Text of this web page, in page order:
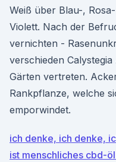
Weiß über Blau-,
Violett. Nach der
vernichten -
verschieden
Gärten vertreten.
Rankpflanze, welche
emporwindet.
ich denke, ich denke,
ist menschliches cbd-